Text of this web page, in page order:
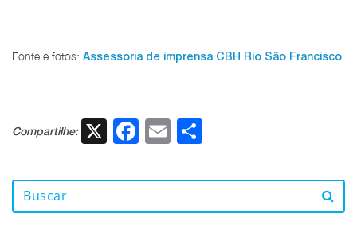
Fonte e fotos: Assessoria de imprensa CBH Rio São Francisco
Compartilhe: X Facebook
Email